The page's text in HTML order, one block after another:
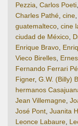
Pezzia Carlos Poeti
Charles Pathé cine
guatemalteco cine
ciudad de México
Enrique Bravo
Vieco Birelles
Fernando Ferrari
Figner, G.W. (Billy)
hermanos
Jean Villemagne
José Pont Juanita
Leonce Labaure